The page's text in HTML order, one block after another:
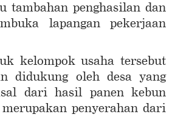
tambahan penghasilan dan
lapangan pekerjaan
kelompok usaha tersebut
didukung oleh desa yang
dari hasil panen kebun
penyerahan dari